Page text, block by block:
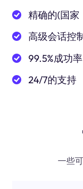
精确的(国家
高级会话控制
99.5%成功率
24/7的支持
一些